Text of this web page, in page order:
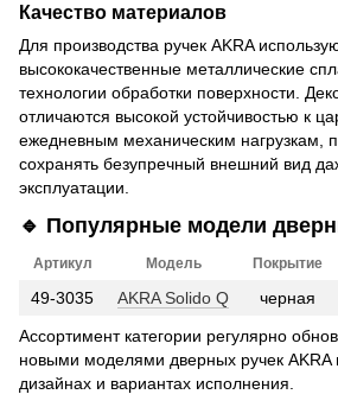
Качество материалов
Для производства ручек AKRA
высококачественные металлические
технологии обработки поверхности.
отличаются высокой устойчивостью к
ежедневным механическим нагрузкам,
сохранять безупречный внешний вид
эксплуатации.
🔹 Популярные модели
Артикул Модель Покрытие
49-3035 AKRA Solido Q черная
Ассортимент категории регулярно
новыми моделями дверных ручек AKRA
дизайнах и вариантах исполнения.